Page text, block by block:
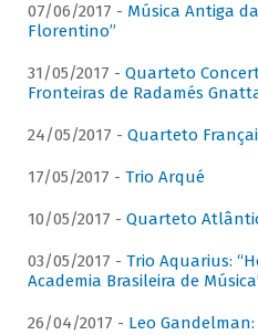
07/06/2017 - Música Antiga
Florentino”
31/05/2017 - Quarteto
Fronteiras de Radamés
24/05/2017 - Quarteto
17/05/2017 - Trio Arqué
10/05/2017 - Quarteto
03/05/2017 - Trio Aquarius:
Academia Brasileira de
26/04/2017 - Leo